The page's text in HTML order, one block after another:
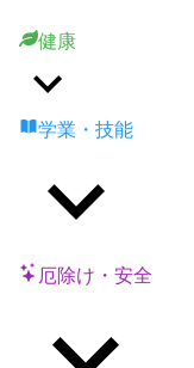
健康
学業・技能
厄除け・安全